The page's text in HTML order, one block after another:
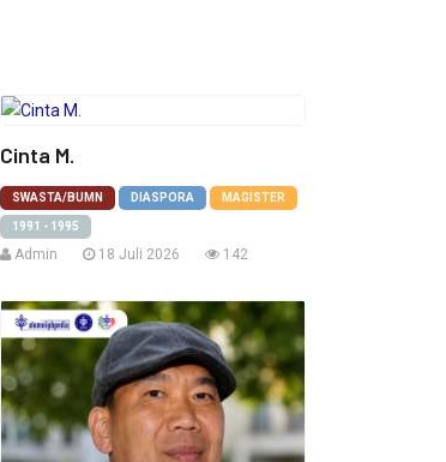
Cinta M.
SWASTA/BUMN DIASPORA MAGISTER
1991 - 1995
Admin 18 Juli 2026 142